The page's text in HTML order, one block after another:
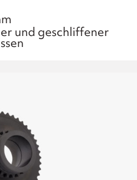
und geschliffener